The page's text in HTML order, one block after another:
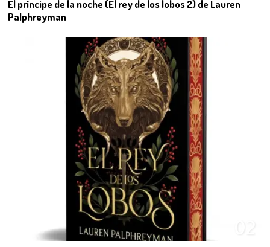
El príncipe de la noche (El rey de los lobos 2) de Lauren
Palphreyman